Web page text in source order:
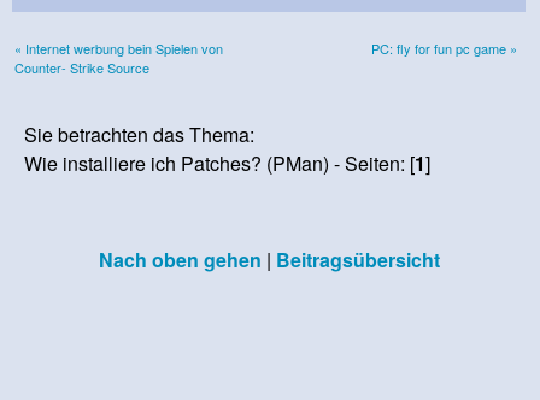
« Internet werbung bein Spielen von
Counter- Strike Source
PC: fly for fun pc game »
Sie betrachten das Thema:
Wie installiere ich Patches? (PMan) - Seiten: [1]
Nach oben gehen | Beitragsübersicht